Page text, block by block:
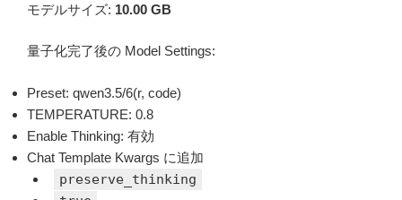
モデルサイズ: 10.00 GB
量子化完了後の Model Settings:
Preset: qwen3.5/6(r, code)
TEMPERATURE: 0.8
Enable Thinking: 有効
Chat Template Kwargs に追加
preserve_thinking